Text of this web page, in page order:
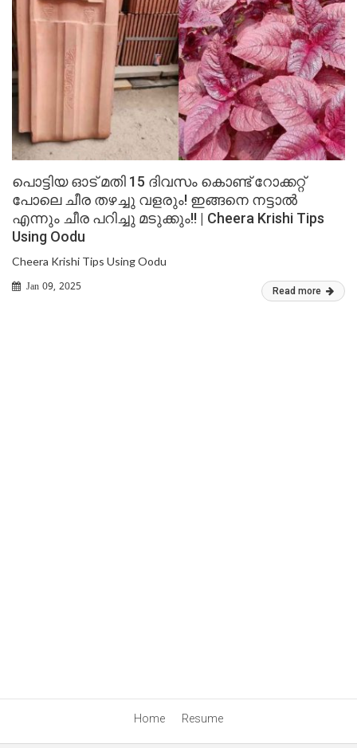
പൊട്ടിയ ഓട് മതി 15 ദിവസം കൊണ്ട് റോക്കറ്റ്
പോലെ ചീര തഴച്ചു വളരും! ഇങ്ങനെ നട്ടാൽ
എന്നും ചീര പറിച്ചു മടുക്കും!! | Cheera Krishi Tips
Using Oodu
Cheera Krishi Tips Using Oodu
Jan 09, 2025 Read more
Home Resume